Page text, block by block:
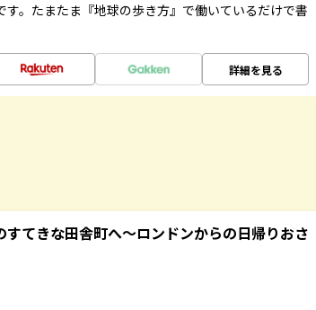
。たまたま『地球の歩き方』で働いているだけで書
詳細を見る
てきな田舎町へ～ロンドンからの日帰りおさ